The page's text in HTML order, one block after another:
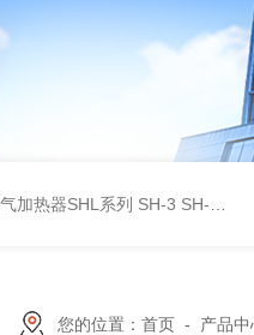
加热器SHL系列 SH-3 SH-4DAICO大浩研热水平热空气产生加热器SH系列
您的位置： 首页- 产品中